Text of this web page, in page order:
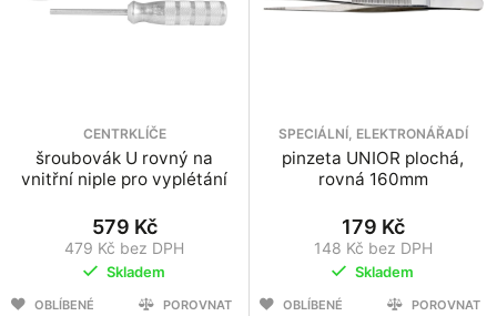
CENTRKLÍČE
šroubovák U rovný na
vnitřní niple pro vyplétání
579 Kč
479 Kč bez DPH
Skladem
OBLÍBENÉ
POROVNAT
SPECIÁLNÍ, ELEKTRONÁŘADÍ
pinzeta UNIOR plochá,
rovná 160mm
179 Kč
148 Kč bez DPH
Skladem
OBLÍBENÉ
POROVNAT